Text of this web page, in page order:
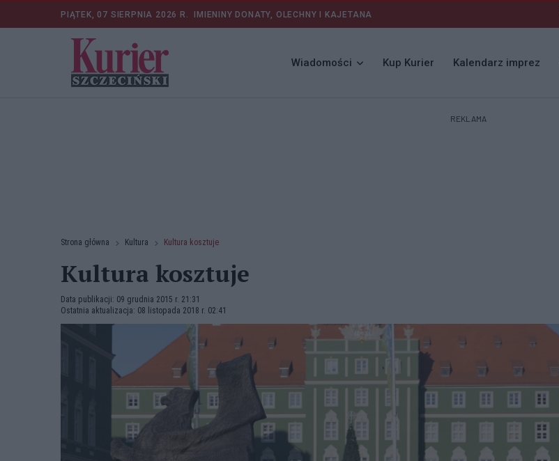
PIĄTEK, 07 SIERPNIA 2026 R. IMIENINY DONATY, OLECHNY I KAJETANA
Wiadomości Kup Kurier Kalendarz imprez
REKLAMA
Strona główna Kultura Kultura kosztuje
Kultura kosztuje
Data publikacji: 09 grudnia 2015 r. 21:31
Ostatnia aktualizacja: 08 listopada 2018 r. 02:41